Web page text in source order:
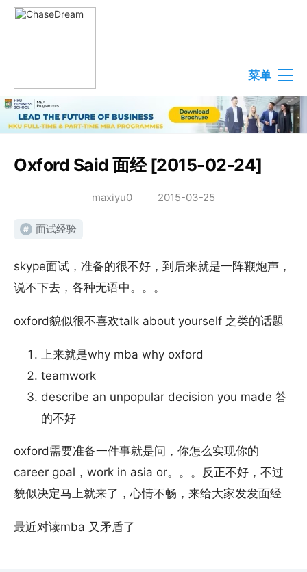
菜单
Oxford Said 面经 [2015-02-24]
maxiyu0 2015-03-25
# 面试经验
skype面试，准备的很不好，到后来就是一阵鞭炮声，
说不下去，各种无语中。。。
oxford貌似很不喜欢talk about yourself 之类的话题
上来就是why mba why oxford
teamwork
describe an unpopular decision you made 答
的不好
oxford需要准备一件事就是问，你怎么实现你的
career goal，work in asia or。。。反正不好，不过
貌似决定马上就来了，心情不畅，来给大家发发面经
最近对读mba 又矛盾了